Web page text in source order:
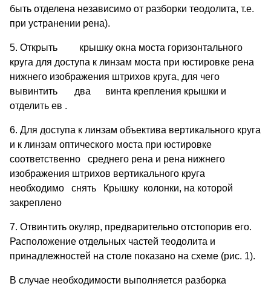
быть отделена независимо от разборки теодолита, т.е.
при устранении рена).
5. Открыть крышку окна моста горизонтального
круга для доступа к линзам моста при юстировке рена
нижнего изображения штрихов круга, для чего
вывинтить два винта крепления крышки и
отделить ев .
6. Для доступа к линзам объектива вертикального круга
и к линзам оптического моста при юстировке
соответственно среднего рена и рена нижнего
изображения штрихов вертикального круга
необходимо снять Крышку колонки, на которой
закреплено
7. Отвинтить окуляр, предварительно отстопорив его.
Расположение отдельных частей теодолита и
принадлежностей на столе показано на схеме (рис. 1).
В случае необходимости выполняется разборка